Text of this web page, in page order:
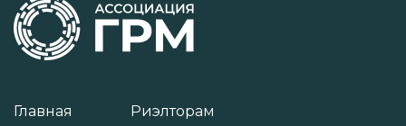
Главная
Риэлторам